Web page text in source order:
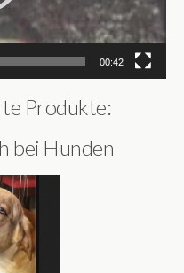
00:42
Produkte:
bei Hunden